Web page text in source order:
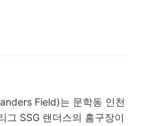
Field)는 문학동 인천
그 SSG 랜더스의 홈구장이